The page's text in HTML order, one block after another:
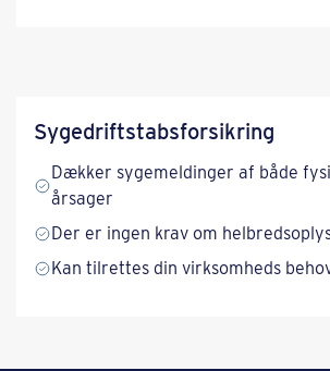
Syge­driftstabs­forsikring
Dækker sygemeldinger af både
årsager
Der er ingen krav om
Kan tilrettes din virksomheds